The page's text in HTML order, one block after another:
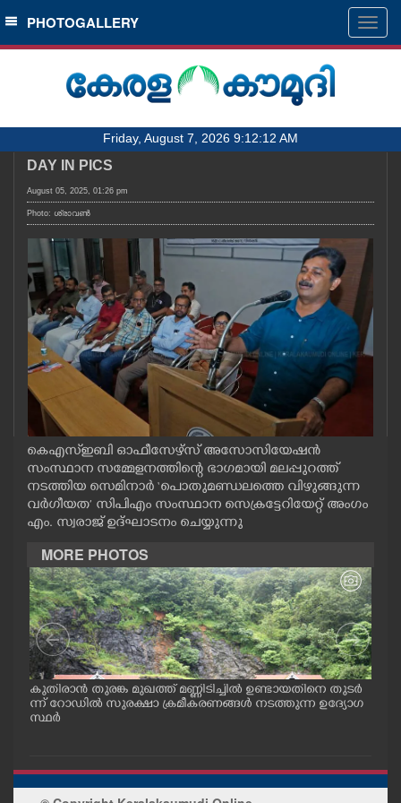
SECTIONS
HOME
NOTIFIED NEWS
KERALA
LOCAL
OBITUARY
NEWS 360
CASE DIARY
CINEMA
OPINION
PHOTOS
LIFESTYLE
SPIRITUAL
PHOTOGALLERY
Friday, August 7, 2026 9:12:12 AM
DAY IN PICS
August 05, 2025, 01:26 pm
Photo: ശ്രാവൺ
കെഎസ്ഇബി ഓഫീസേഴ്സ് അസോസിയേഷൻ
സംസ്ഥാന സമ്മേളനത്തിന്റെ ഭാഗമായി മലപ്പുറത്ത്
നടത്തിയ സെമിനാർ ‘പൊതുമണ്ഡലത്തെ വിഴുങ്ങുന്ന
വർഗീയത’ സിപിഎം സംസ്ഥാന സെക്രട്ടേറിയേറ്റ് അംഗം
എം. സ്വരാജ് ഉദ്ഘാടനം ചെയ്യുന്നു
MORE PHOTOS
കുതിരാൻ തുരങ്ക മുഖത്ത് മണ്ണിടിച്ചിൽ ഉണ്ടായതിനെ തുടർ
ന്ന് റോഡിൽ സുരക്ഷാ ക്രമീകരണങ്ങൾ നടത്തുന്ന ഉദ്യോഗ
സ്ഥർ